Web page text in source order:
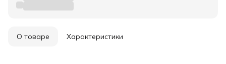
О товаре Характеристики